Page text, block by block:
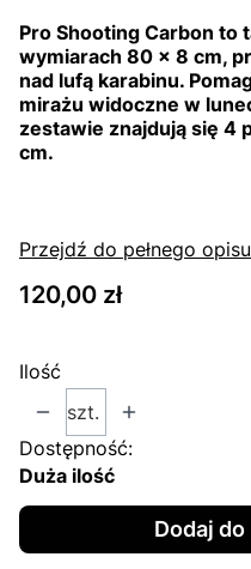
Pro Shooting Carbon to
wymiarach 80 × 8 cm,
nad lufą karabinu.
mirażu widoczne w
zestawie znajdują się 4
cm.
Przejdź do pełnego opisu
Cena
120,00 zł
Ilość
szt.
Dostępność:
Duża ilość
Dodaj